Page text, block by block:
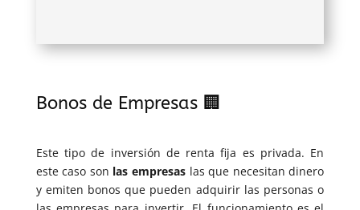
Bonos de Empresas 🏢
Este tipo de inversión de renta fija es privada. En
este caso son las empresas las que necesitan dinero
y emiten bonos que pueden adquirir las personas o